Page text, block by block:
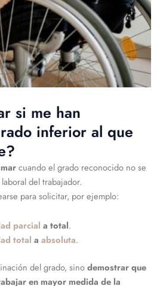
si me han
inferior al que
cuando el grado reconocido no se
del trabajador.
para solicitar, por ejemplo:
parcial a total.
total a absoluta.
del grado, sinodemostrar que
en mayor medida de la